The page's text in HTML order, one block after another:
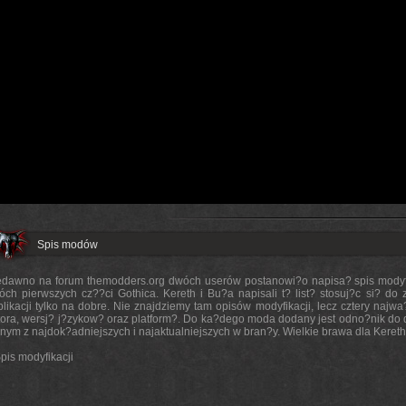
Spis modów
na forum themodders.org dwóch userów postanowi?o napisa? spis
pierwszych cz??ci Gothica. Kereth i Bu?a napisali t? list? stosuj?c si? do
tylko na dobre. Nie znajdziemy tam opisów modyfikacji, lecz cztery
wersj? j?zykow? oraz platform?. Do ka?dego moda dodany jest odno?nik
z najdok?adniejszych i najaktualniejszych w bran?y. Wielkie brawa dla
modyfikacji